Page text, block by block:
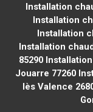
Installation
Installation
Installation
Installation
85290
Jouarre 77260
lès Valence